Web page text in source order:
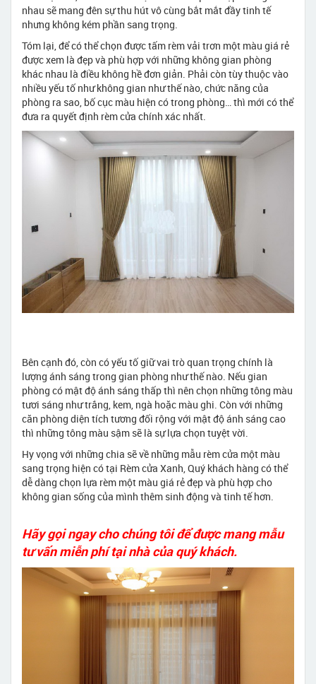
nhau sẽ mang đên sự thu hút vô cùng bắt mắt đầy tinh tế
nhưng không kém phần sang trọng.
Tóm lại, để có thể chọn được tấm rèm vải trơn một màu giá rẻ
được xem là đẹp và phù hợp với những không gian phòng
khác nhau là điều không hề đơn giản. Phải còn tùy thuộc vào
nhiều yếu tố như không gian như thế nào, chức năng của
phòng ra sao, bố cục màu hiện có trong phòng… thì mới có thể
đưa ra quyết định rèm cửa chính xác nhất.
Bên cạnh đó, còn có yếu tố giữ vai trò quan trọng chính là
lượng ánh sáng trong gian phòng như thế nào. Nếu gian
phòng có mật độ ánh sáng thấp thì nên chọn những tông màu
tươi sáng như trắng, kem, ngà hoặc màu ghi. Còn với những
căn phòng diện tích tương đối rộng với mật độ ánh sáng cao
thì những tông màu sậm sẽ là sự lựa chọn tuyệt vời.
Hy vọng với những chia sẽ về những mẫu rèm cửa một màu
sang trọng hiện có tại Rèm cửa Xanh, Quý khách hàng có thể
dễ dàng chọn lựa rèm một màu giá rẻ đẹp và phù hợp cho
không gian sống của mình thêm sinh động và tinh tế hơn.
Hãy gọi ngay cho chúng tôi để được mang mẫu
tư vấn miễn phí tại nhà của quý khách.